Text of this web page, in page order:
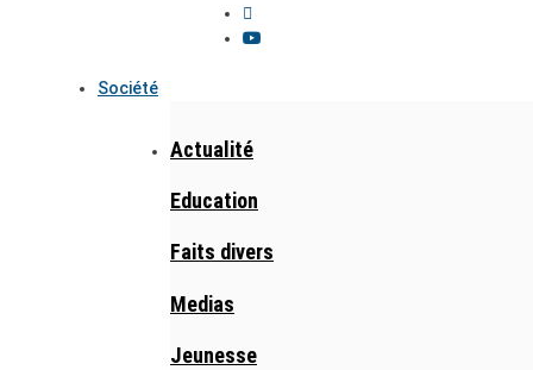
Société
Actualité
Education
Faits divers
Medias
Jeunesse